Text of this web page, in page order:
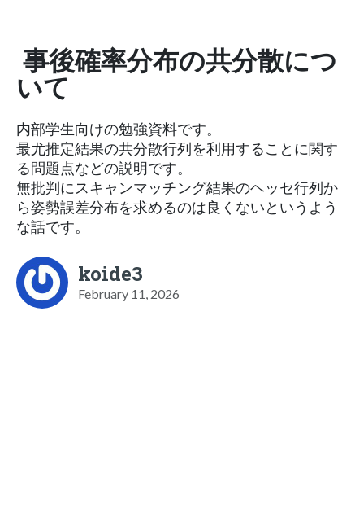
事後確率分布の共分散につ
いて
内部学生向けの勉強資料です。
最尤推定結果の共分散行列を利用することに関す
る問題点などの説明です。
無批判にスキャンマッチング結果のヘッセ行列か
ら姿勢誤差分布を求めるのは良くないというよう
な話です。
koide3
February 11, 2026